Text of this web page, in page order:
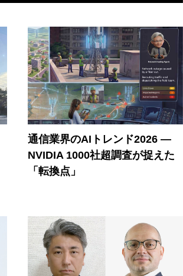
通信業界のAIトレンド2026 ―
NVIDIA 1000社超調査が捉えた
「転換点」